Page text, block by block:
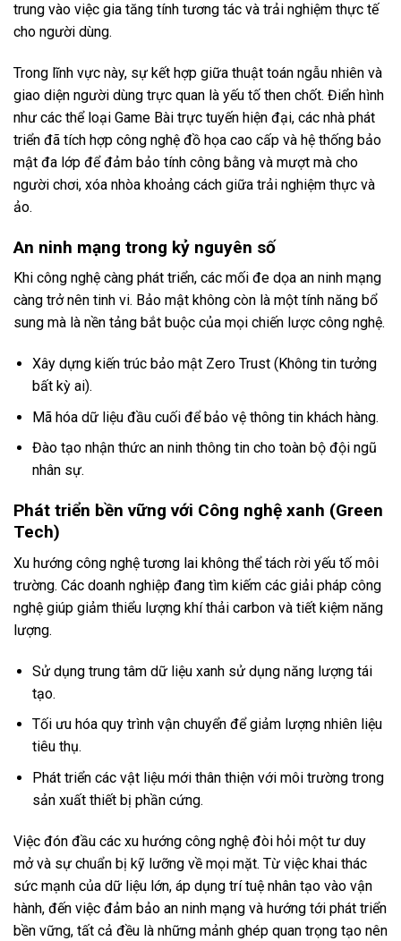
trung vào việc gia tăng tính tương tác và trải nghiệm thực tế
cho người dùng.
Trong lĩnh vực này, sự kết hợp giữa thuật toán ngẫu nhiên và
giao diện người dùng trực quan là yếu tố then chốt. Điển hình
như các thể loại Game Bài trực tuyến hiện đại, các nhà phát
triển đã tích hợp công nghệ đồ họa cao cấp và hệ thống bảo
mật đa lớp để đảm bảo tính công bằng và mượt mà cho
người chơi, xóa nhòa khoảng cách giữa trải nghiệm thực và
ảo.
An ninh mạng trong kỷ nguyên số
Khi công nghệ càng phát triển, các mối đe dọa an ninh mạng
càng trở nên tinh vi. Bảo mật không còn là một tính năng bổ
sung mà là nền tảng bắt buộc của mọi chiến lược công nghệ.
Xây dựng kiến trúc bảo mật Zero Trust (Không tin tưởng
bất kỳ ai).
Mã hóa dữ liệu đầu cuối để bảo vệ thông tin khách hàng.
Đào tạo nhận thức an ninh thông tin cho toàn bộ đội ngũ
nhân sự.
Phát triển bền vững với Công nghệ xanh (Green
Tech)
Xu hướng công nghệ tương lai không thể tách rời yếu tố môi
trường. Các doanh nghiệp đang tìm kiếm các giải pháp công
nghệ giúp giảm thiểu lượng khí thải carbon và tiết kiệm năng
lượng.
Sử dụng trung tâm dữ liệu xanh sử dụng năng lượng tái
tạo.
Tối ưu hóa quy trình vận chuyển để giảm lượng nhiên liệu
tiêu thụ.
Phát triển các vật liệu mới thân thiện với môi trường trong
sản xuất thiết bị phần cứng.
Việc đón đầu các xu hướng công nghệ đòi hỏi một tư duy
mở và sự chuẩn bị kỹ lưỡng về mọi mặt. Từ việc khai thác
sức mạnh của dữ liệu lớn, áp dụng trí tuệ nhân tạo vào vận
hành, đến việc đảm bảo an ninh mạng và hướng tới phát triển
bền vững, tất cả đều là những mảnh ghép quan trọng tạo nên